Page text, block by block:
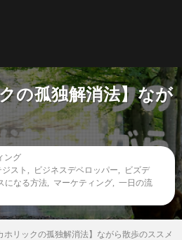
の孤独解消法】なが
ング
スト ビジネスデベロッパー
ビズデ
になる方法 マーケティング
一日の流
ホリックの孤独解消法】ながら散歩のススメ